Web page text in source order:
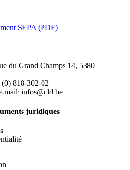
SEPA (PDF)
du Grand Champs 14, 5380
818-302-02
mail: infos@cld.be
juridiques